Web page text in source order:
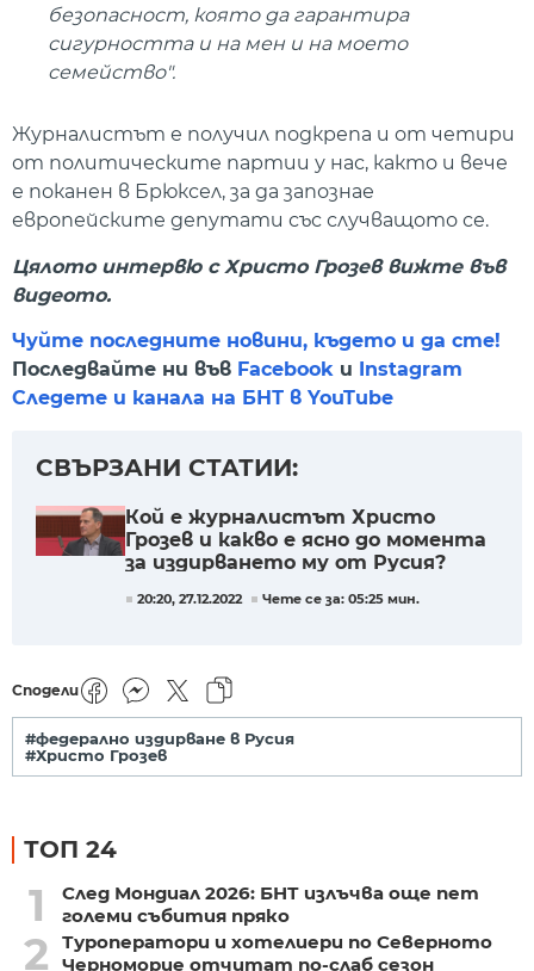
безопасност, която да гарантира
сигурността и на мен и на моето
семейство".
Журналистът е получил подкрепа и от четири
от политическите партии у нас, както и вече
е поканен в Брюксел, за да запознае
европейските депутати със случващото се.
Цялото интервю с Христо Грозев вижте във
видеото.
Чуйте последните новини, където и да сте!
Последвайте ни във Facebook и
Instagram
Следете и канала на БНТ в YouTube
СВЪРЗАНИ СТАТИИ:
Кой е журналистът Христо
Грозев и какво е ясно до момента
за издирването му от Русия?
20:20, 27.12.2022 Чете се за: 05:25 мин.
Сподели
#федерално издирване в Русия
#Христо Грозев
ТОП 24
1
След Мондиал 2026: БНТ излъчва още пет
големи събития пряко
2
Туроператори и хотелиери по Северното
Черноморие отчитат по-слаб сезон